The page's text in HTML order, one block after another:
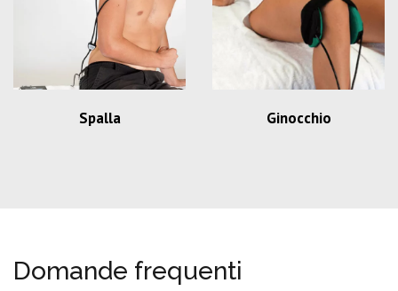
Spalla Ginocchio
Domande frequenti